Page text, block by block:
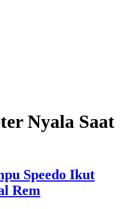
Nyala Saat
Speedo Ikut
Rem